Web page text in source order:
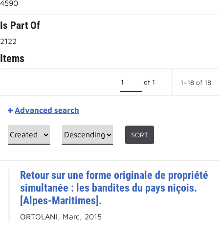
4590
Is Part Of
2122
Items
of 1 1–18 of 18
Advanced search
SORT
Retour sur une forme originale de propriété
simultanée : les bandites du pays niçois.
[Alpes-Maritimes].
ORTOLANI, Marc, 2015